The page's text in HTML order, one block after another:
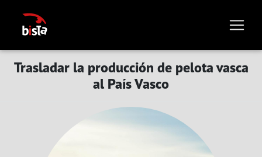
Trasladar la producción de pelota vasca
al País Vasco